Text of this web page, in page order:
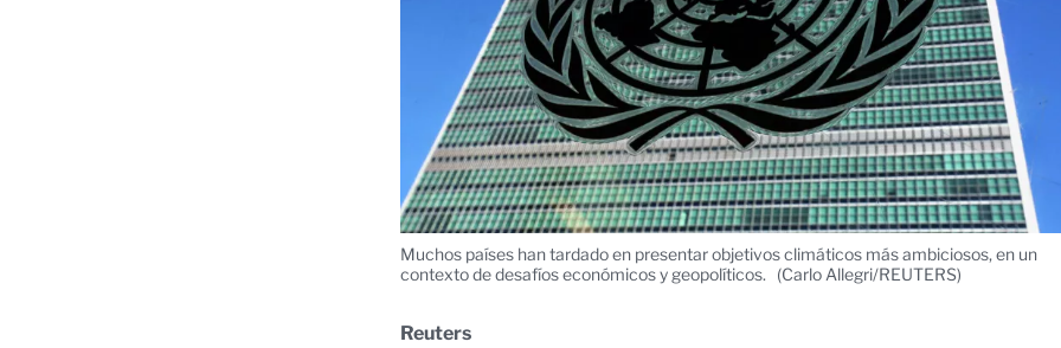
Muchos países han tardado en presentar objetivos climáticos más ambiciosos, en un
contexto de desafíos económicos y geopolíticos.
(Carlo Allegri/REUTERS)
Reuters